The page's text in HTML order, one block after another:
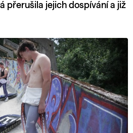
přerušila jejich dospívání a již